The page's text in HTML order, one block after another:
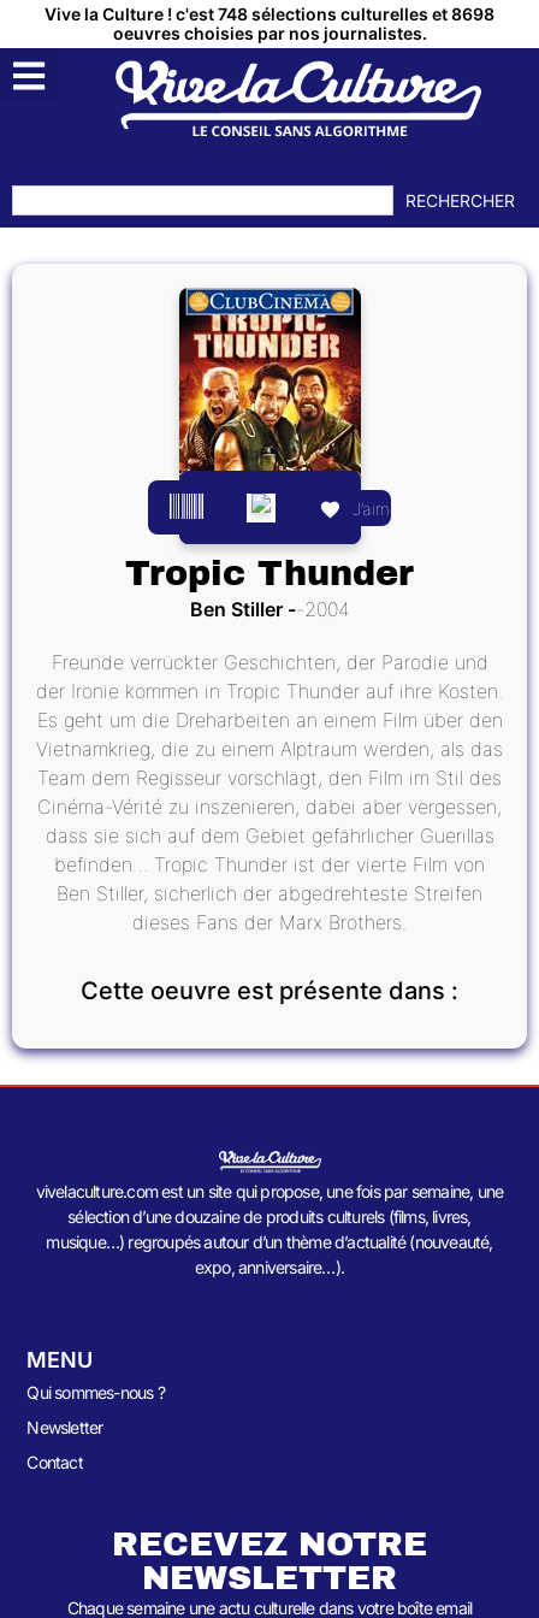
Vive la Culture ! c'est 748 sélections culturelles et 8698
oeuvres choisies par nos journalistes.
RECHERCHER
J’aime
Tropic Thunder
Ben Stiller 2004
Freunde verrückter Geschichten, der Parodie und
der Ironie kommen in Tropic Thunder auf ihre Kosten.
Es geht um die Dreharbeiten an einem Film über den
Vietnamkrieg, die zu einem Alptraum werden, als das
Team dem Regisseur vorschlägt, den Film im Stil des
Cinéma-Vérité zu inszenieren, dabei aber vergessen,
dass sie sich auf dem Gebiet gefährlicher Guerillas
befinden… Tropic Thunder ist der vierte Film von
Ben Stiller, sicherlich der abgedrehteste Streifen
dieses Fans der Marx Brothers.
Cette oeuvre est présente dans :
vivelaculture.com est un site qui propose, une fois par semaine, une
sélection d’une douzaine de produits culturels (films, livres,
musique…) regroupés autour d’un thème d’actualité (nouveauté,
expo, anniversaire…).
MENU
Qui sommes-nous ?
Newsletter
Contact
RECEVEZ NOTRE
NEWSLETTER
Chaque semaine une actu culturelle dans votre boîte email